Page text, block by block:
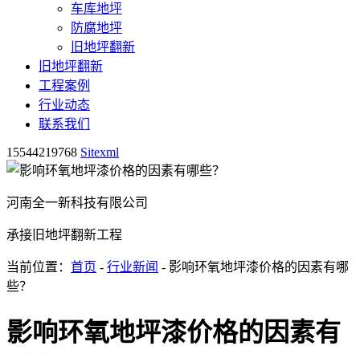
车库地坪
防腐地坪
旧地坪翻新
旧地坪翻新
工程案例
行业动态
联系我们
15544219768 Sitexml
河南全一新科技有限公司
承接旧地坪翻新工程
当前位置： 首页 - 行业新闻 - 影响环氧地坪漆价格的因素有哪
些？
影响环氧地坪漆价格的因素有